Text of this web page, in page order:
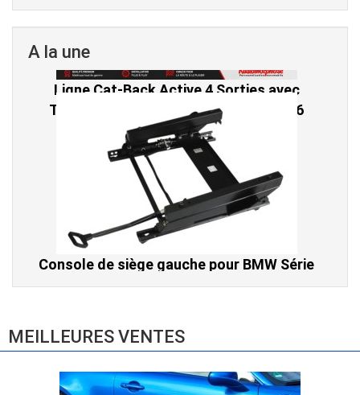
A la une
Console de siège gauche pour BMW Série
3 E46 (hors Cabriolet et CSL) et BMW X3
E83 (2004-2010)
MEILLEURES VENTES